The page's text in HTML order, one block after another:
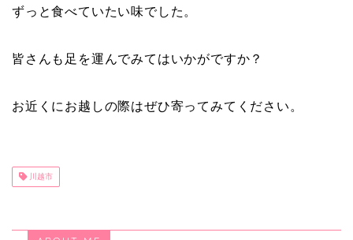
ずっと食べていたい味でした。
皆さんも足を運んでみてはいかがですか？
お近くにお越しの際はぜひ寄ってみてください。
川越市